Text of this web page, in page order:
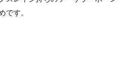
です。